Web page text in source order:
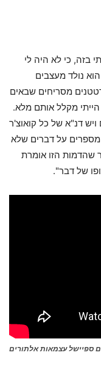
2024, ולא נגעתי בזה, כי לא היה לי
נולד מעצבים
מסריחים שבאים
מקלל אותם מלא.
דנ"א של כל קואוצ'ר
מספרים על דברים שלא
שהדמות הזו אומרת
של דבר".
ספיישל עצמאות אלתורים